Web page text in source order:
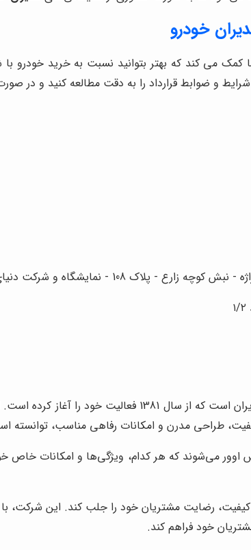
خودرو
کمک می کند که بهتر بتوانید نسبت به خرید خودرو
و ضوابط قرارداد را به دقت مطالعه کنید و در
108 - نمایشگاه و شرکت دنیای خودرو
، یکی از بزرگترین شرکت‌های خودروسازی خصوصی در
طراحی مدرن و امکانات رفاهی مناسب، توانسته
می‌شوند که هر کدام، ویژگی‌ها و امکانات خاص
رضایت مشتریان خود را جلب کند. این شرکت،
خود فراهم کند.